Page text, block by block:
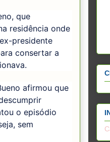
que
residência onde
presidente
consertar a
afirmou que
o episódio
sem